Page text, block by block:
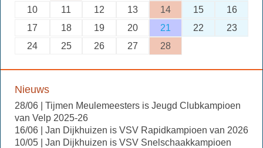
10
11 12 13 14 15
16
17
18 19 20 21 22
23
24
25 26 27 28
Nieuws
28/06 | Tijmen Meulemeesters is Jeugd Clubkampioen
van Velp 2025-26
16/06 | Jan Dijkhuizen is VSV Rapidkampioen van 2026
10/05 | Jan Dijkhuizen is VSV Snelschaakkampioen